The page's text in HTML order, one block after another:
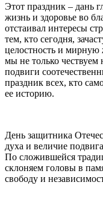
Этот праздник – дань
жизнь и здоровье во
отстаивал интересы
тем, кто сегодня,
целостность и мирную
мы не только
подвиги
праздник всех, кто
ее историю.
День защитника
духа и величие
По сложившейся
склоняем головы в
свободу и